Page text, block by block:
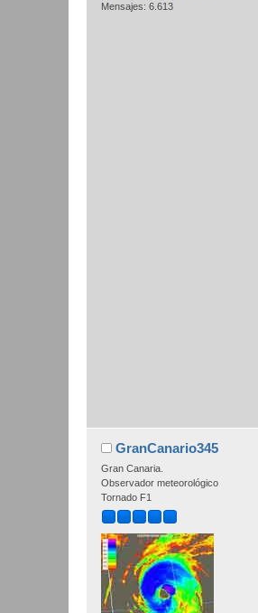
Mensajes: 6.613
GranCanario345
Gran Canaria.
Observador meteorológico
Tornado F1